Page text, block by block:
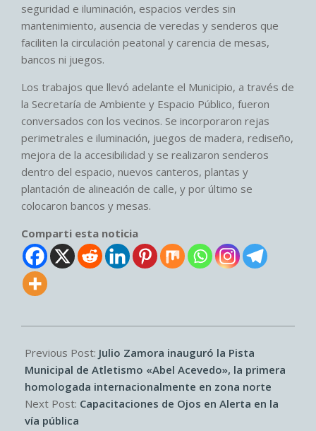
seguridad e iluminación, espacios verdes sin
mantenimiento, ausencia de veredas y senderos que
faciliten la circulación peatonal y carencia de mesas,
bancos ni juegos.
Los trabajos que llevó adelante el Municipio, a través de
la Secretaría de Ambiente y Espacio Público, fueron
conversados con los vecinos. Se incorporaron rejas
perimetrales e iluminación, juegos de madera, rediseño,
mejora de la accesibilidad y se realizaron senderos
dentro del espacio, nuevos canteros, plantas y
plantación de alineación de calle, y por último se
colocaron bancos y mesas.
Comparti esta noticia
08-
25
Previous Post: Julio Zamora inauguró la Pista
Municipal de Atletismo «Abel Acevedo», la primera
homologada internacionalmente en zona norte
Next Post: Capacitaciones de Ojos en Alerta en la
vía pública